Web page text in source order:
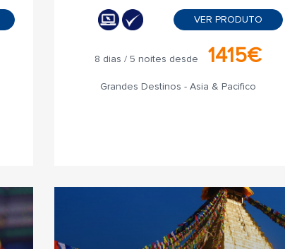
VER PRODUTO
8 dias / 5 noites desde 1415€
Grandes Destinos - Asia & Pacifico